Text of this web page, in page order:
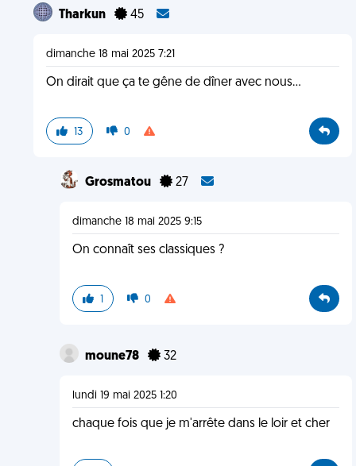
Tharkun 45
dimanche 18 mai 2025 7:21
On dirait que ça te gêne de dîner avec nous…
13 0
Grosmatou 27
dimanche 18 mai 2025 9:15
On connaît ses classiques ?
1 0
moune78 32
lundi 19 mai 2025 1:20
chaque fois que je m'arrête dans le loir et cher